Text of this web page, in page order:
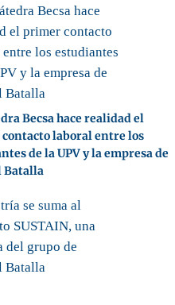
Becsa hace realidad el
laboral entre los
de la UPV y la empresa de
Batalla